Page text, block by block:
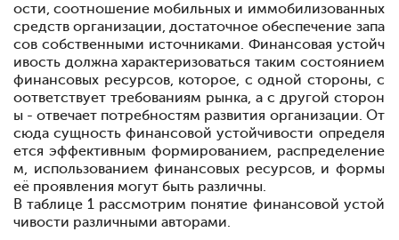
ости, соотношение мобильных и иммобилизованных
средств организации,достаточноеобеспечение запа
сов собственными источниками. Финансовая устойч
ивость должнахарактеризоваться таким состоянием
финансовых ресурсов, которое, с одной стороны, с
оответствует требованиям рынка, а с другой сторон
ы - отвечает потребностям развития организации. От
сюдасущность финансовой устойчивости определя
ется эффективным формированием, распределение
м, использованиемфинансовых ресурсов, и формы
её проявления могут быть различны.
В таблице 1 рассмотрим понятие финансовой устой
чивости различными авторами.